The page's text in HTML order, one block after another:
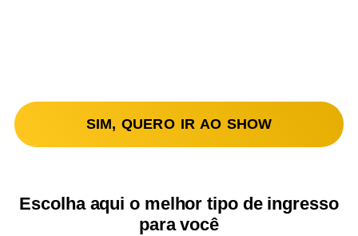
SIM, QUERO IR AO SHOW
Escolha aqui o melhor tipo de ingresso
para você